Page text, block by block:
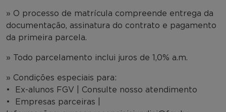
» O processo de matrícula compreende entrega da
documentação, assinatura do contrato e pagamento
da primeira parcela.
» Todo parcelamento inclui juros de 1,0% a.m.
» Condições especiais para:
• Ex-alunos FGV | Consulte nosso atendimento
• Empresas parceiras |